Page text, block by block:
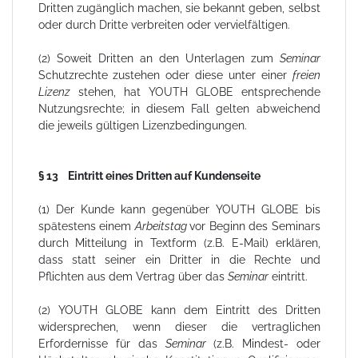
Dritten zugänglich machen, sie bekannt geben, selbst
oder durch Dritte verbreiten oder vervielfältigen.
(2) Soweit Dritten an den Unterlagen zum Seminar
Schutzrechte zustehen oder diese unter einer freien
Lizenzstehen, hat YOUTH GLOBE entsprechende
Nutzungsrechte; in diesem Fall gelten abweichend
die jeweils gültigen Lizenzbedingungen.
§ 13 Eintritt eines Dritten auf Kundenseite
(1) Der Kunde kann gegenüber YOUTH GLOBE bis
spätestens einemArbeitstagvor Beginn des Seminars
durch Mitteilung in Textform (z.B. E-Mail) erklären,
dass statt seiner ein Dritter in die Rechte und
Pflichten aus dem Vertrag über das Seminareintritt.
(2) YOUTH GLOBE kann dem Eintritt des Dritten
widersprechen, wenn dieser die vertraglichen
Erfordernisse für das Seminar (z.B. Mindest- oder